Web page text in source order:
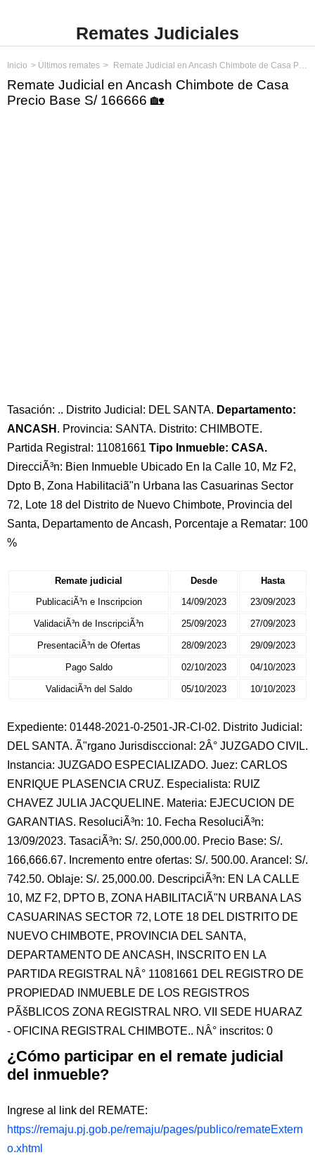
Remates Judiciales
Inicio Últimos remates Remate Judicial en Ancash Chimbote de Casa Precio Base S/ 166666
Remate Judicial en Ancash Chimbote de Casa
Precio Base S/ 166666 🏡
Tasación: .. Distrito Judicial: DEL SANTA. Departamento:
ANCASH . Provincia: SANTA. Distrito: CHIMBOTE.
Partida Registral: 11081661 Tipo Inmueble: CASA.
DirecciÃ³n: Bien Inmueble Ubicado En la Calle 10, Mz F2,
Dpto B, Zona Habilitaciã"n Urbana las Casuarinas Sector
72, Lote 18 del Distrito de Nuevo Chimbote, Provincia del
Santa, Departamento de Ancash, Porcentaje a Rematar: 100
%
Remate judicial Desde
Hasta
PublicaciÃ³n e Inscripcion
14/09/2023 23/09/2023
ValidaciÃ³n de InscripciÃ³n 25/09/2023 27/09/2023
PresentaciÃ³n de Ofertas 28/09/2023 29/09/2023
Pago Saldo 02/10/2023 04/10/2023
ValidaciÃ³n del Saldo 05/10/2023 10/10/2023
Expediente: 01448-2021-0-2501-JR-CI-02. Distrito Judicial:
DEL SANTA. Ã"rgano Jurisdisccional: 2Â° JUZGADO CIVIL.
Instancia: JUZGADO ESPECIALIZADO. Juez: CARLOS
ENRIQUE PLASENCIA CRUZ. Especialista: RUIZ
CHAVEZ JULIA JACQUELINE. Materia: EJECUCION DE
GARANTIAS. ResoluciÃ³n: 10. Fecha ResoluciÃ³n:
13/09/2023. TasaciÃ³n: S/. 250,000.00. Precio Base: S/.
166,666.67. Incremento entre ofertas: S/. 500.00. Arancel: S/.
742.50. Oblaje: S/. 25,000.00. DescripciÃ³n: EN LA CALLE
10, MZ F2, DPTO B, ZONA HABILITACIÃ"N URBANA LAS
CASUARINAS SECTOR 72, LOTE 18 DEL DISTRITO DE
NUEVO CHIMBOTE, PROVINCIA DEL SANTA,
DEPARTAMENTO DE ANCASH, INSCRITO EN LA
PARTIDA REGISTRAL NÂ° 11081661 DEL REGISTRO DE
PROPIEDAD INMUEBLE DE LOS REGISTROS
PÃšBLICOS ZONA REGISTRAL NRO. VII SEDE HUARAZ
- OFICINA REGISTRAL CHIMBOTE.. NÂ° inscritos: 0
¿Cómo participar en el remate judicial
del inmueble?
Ingrese al link del REMATE:
https://remaju.pj.gob.pe/remaju/pages/publico/remateExtern
o.xhtml